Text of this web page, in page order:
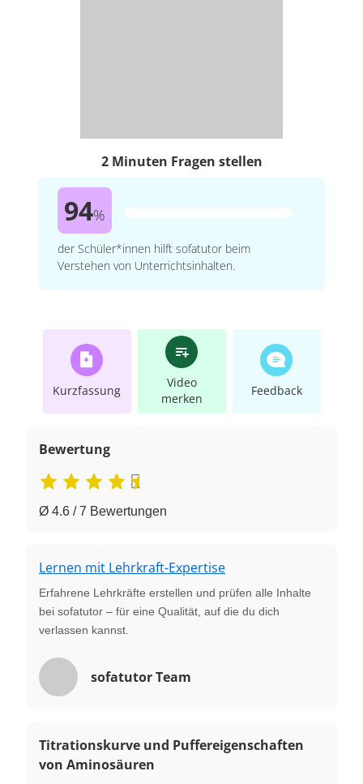
2 Minuten Fragen stellen
94%
der Schüler*innen hilft sofatutor beim
Verstehen von Unterrichtsinhalten.
Kurzfassung
Video
merken
Feedback
Bewertung
Ø 4.6 / 7 Bewertungen
Lernen mit Lehrkraft-Expertise
Erfahrene Lehrkräfte erstellen und prüfen alle Inhalte
bei sofatutor – für eine Qualität, auf die du dich
verlassen kannst.
sofatutor Team
Titrationskurve und Puffereigenschaften
von Aminosäuren